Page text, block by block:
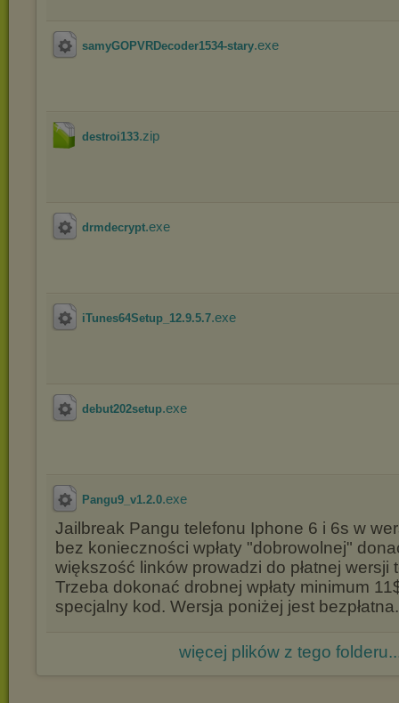
samyGOPVRDecoder1534-stary.exe
destroi133.zip
drmdecrypt.exe
iTunes64Setup_12.9.5.7.exe
debut202setup.exe
Pangu9_v1.2.0.exe
Jailbreak Pangu telefonu Iphone 6 i 6s w
bez konieczności wpłaty "dobrowolnej"
większość linków prowadzi do płatnej wersji
Trzeba dokonać drobnej wpłaty minimum
specjalny kod. Wersja poniżej jest bezpłatna.
więcej plików z tego